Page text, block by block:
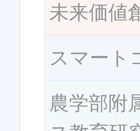
未来価値
スマート
農学部附